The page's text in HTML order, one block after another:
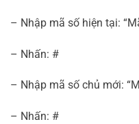
– Nhập mã số hiện tại:
– Nhấn: #
– Nhập mã số chủ mới:
– Nhấn: #